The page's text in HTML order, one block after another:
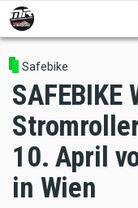
Skip
to
main
content
Safebike
10. April
in Wien